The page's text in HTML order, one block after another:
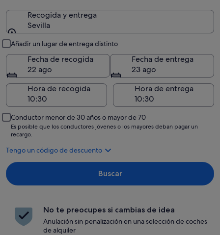
Recogida y entrega
Sevilla
Añadir un lugar de entrega distinto
Fecha de recogida
22 ago
Fecha de entrega
23 ago
Hora de recogida
Hora de entrega
Conductor menor de 30 años o mayor de 70
Es posible que los conductores jóvenes o los mayores deban pagar un
recargo.
Tengo un código de descuento
Buscar
No te preocupes si cambias de idea
Anulación sin penalización en una selección de coches
de alquiler